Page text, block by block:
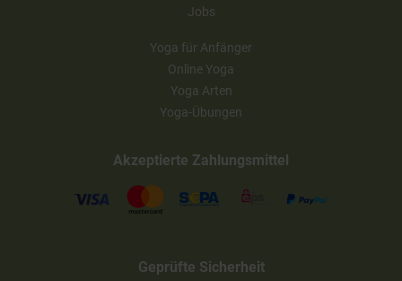
Jobs
Yoga für Anfänger
Online Yoga
Yoga Arten
Yoga-Übungen
Akzeptierte Zahlungsmittel
Geprüfte Sicherheit